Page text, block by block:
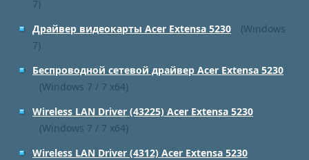
7)
Драйвер видеокарты Acer Extensa 5230
(Windows
7)
Беспроводной сетевой драйвер Acer Extensa 5230
(Windows 7 / 7 x64)
Wireless LAN Driver (43225) Acer Extensa 5230
(Windows 7 / 7 x64)
Wireless LAN Driver (4312) Acer Extensa 5230